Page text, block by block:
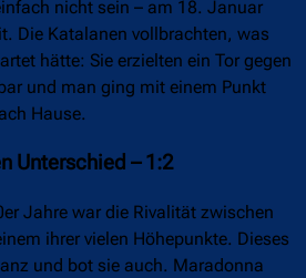
nicht sein – am 18. Januar
Die Katalanen vollbrachten, was
hätte: Sie erzielten ein Tor gegen
und man ging mit einem Punkt
Hause.
Unterschied – 1:2
Jahre war die Rivalität zwischen
ihrer vielen Höhepunkte. Dieses
und bot sie auch. Maradonna